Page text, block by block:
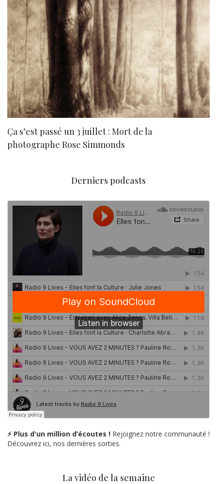
Ça s’est passé un 3 juillet : Mort de la
photographe Rose Simmonds
Derniers podcasts
⚡ Plus d'un million d’écoutes ! Rejoignez notre communauté !
Découvrez ici, nos dernières sorties.
La vidéo de la semaine